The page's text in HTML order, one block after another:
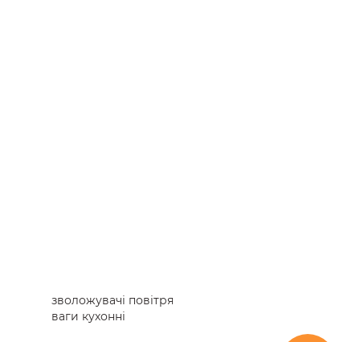
зволожувачі повітря
ваги кухонні